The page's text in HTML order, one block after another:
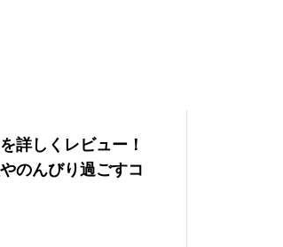
詳しくレビュー！
のんびり過ごすコ